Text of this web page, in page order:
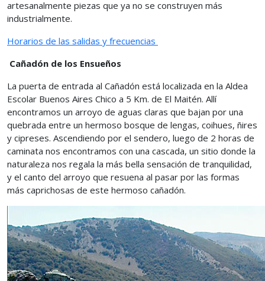
artesanalmente piezas que ya no se construyen más
industrialmente.
Horarios de las salidas y frecuencias
Cañadón de los Ensueños
La puerta de entrada al Cañadón está localizada en la Aldea
Escolar Buenos Aires Chico a 5 Km. de El Maitén. Allí
encontramos un arroyo de aguas claras que bajan por una
quebrada entre un hermoso bosque de lengas, coihues, ñires
y cipreses. Ascendiendo por el sendero, luego de 2 horas de
caminata nos encontramos con una cascada, un sitio donde la
naturaleza nos regala la más bella sensación de tranquilidad,
y el canto del arroyo que resuena al pasar por las formas
más caprichosas de este hermoso cañadón.